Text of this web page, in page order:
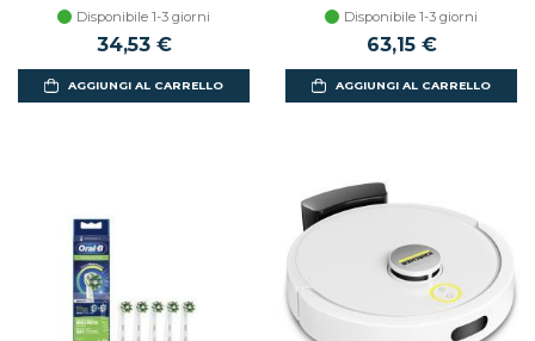
Disponibile 1-3 giorni
34,53 €
AGGIUNGI AL CARRELLO
Disponibile 1-3 giorni
63,15 €
AGGIUNGI AL CARRELLO